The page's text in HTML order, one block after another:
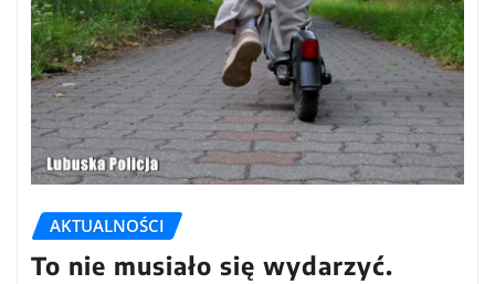
AKTUALNOŚCI
To nie musiało się wydarzyć.